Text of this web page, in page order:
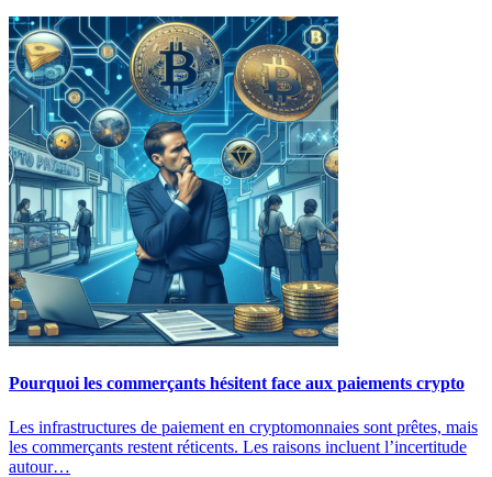
Pourquoi les commerçants hésitent face aux paiements crypto
Les infrastructures de paiement en cryptomonnaies sont prêtes, mais
les commerçants restent réticents. Les raisons incluent l’incertitude
autour…